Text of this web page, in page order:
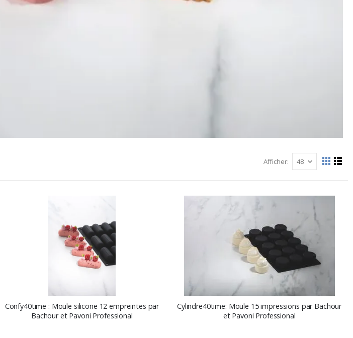
Afficher
Afficher
comme
La
Confy40time : Moule silicone 12 empreintes par
Bachour et Pavoni Professional
Cylindre40time: Moule 15 impressions par Bachour
et Pavoni Professional